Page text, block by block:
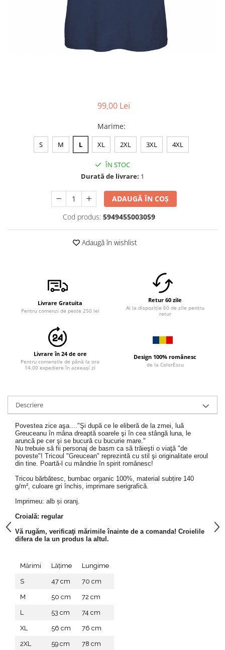
Tricouri cu mesaje de bine
Tricouri de poveste
99,00 Lei
Marime:
S M L XL 2XL 3XL 4XL
ÎN STOC
Durată de livrare: 1
ADAUGĂ ÎN COȘ
Cod produs: 5949455003059
Adaugă în wishlist
Livrare Gratuita
Pentru comenzi de peste 250 lei
Retur 60 zile
Ai la dispoziție 60 de zile pentru
retur
Livrare în 24 de ore
Pentru comenzile de până la ora
14.00 expediere în aceeași zi
Design 100% românesc
de la ColorEscu
Descriere
Povestea zice aşa...."Şi după ce le eliberă de la zmei, luă
Greuceanu în mâna dreaptă soarele şi în cea stângă luna, le
aruncă pe cer şi se bucură cu bucurie mare."
Nu trebuie să fii personaj de basm ca să trăieşti o viaţă "de
poveste"! Tricoul "Greucean" reprezintă cu stil şi originalitate eroul
din tine. Poartă-l cu mândrie în spirit românesc!
Tricou bărbătesc, bumbac organic 100%, material subțire 140
g/m², culoare gri închis, imprimare serigrafică.
Imprimeu: alb și oranj.
Croială: regular
Vă rugăm, verificaţi mărimile înainte de a comanda! Croielile
difera de la un produs la altul.
Mărimi Lățime Lungime
S 47 cm 70 cm
M 50 cm 72 cm
L 53 cm 74 cm
XL 56 cm 76 cm
2XL 59 cm 78 cm